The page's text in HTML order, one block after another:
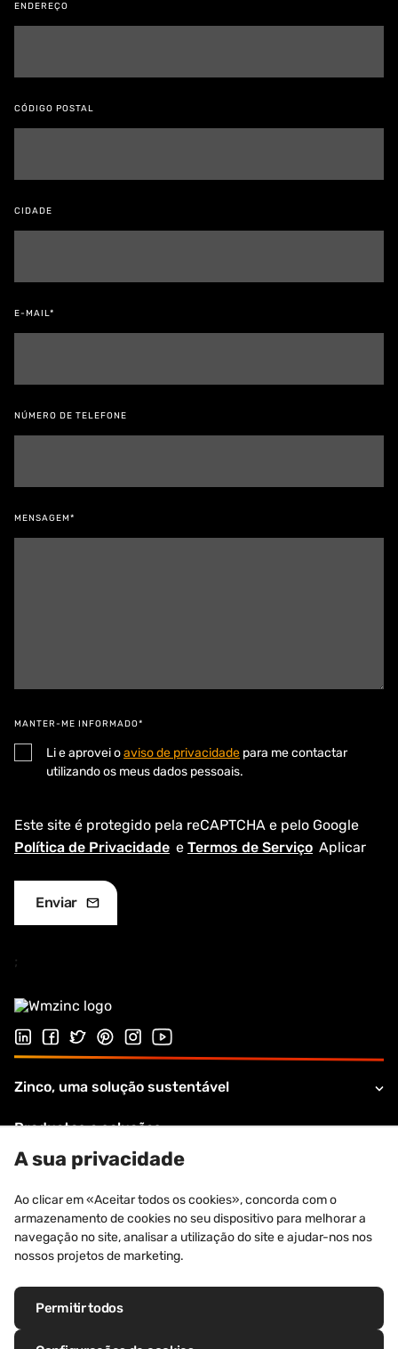
ENDEREÇO
CÓDIGO POSTAL
CIDADE
E-MAIL*
NÚMERO DE TELEFONE
MENSAGEM*
MANTER-ME INFORMADO*
Li e aprovei oaviso de privacidade para me contactar
utilizando os meus dados pessoais.
Este site é protegido pela reCAPTCHA e pelo Google
Política de Privacidade e Termos de Serviço Aplicar
;
Siga-nos no LinkedIn
Siga-nos no Facebook
Siga-nos no Twitter
Follow us on Pinterest
Siga-nos na Instagram
Visite o nosso canal no Youtube
Zinco, uma solução sustentável
Productos e soluções
Apoio e serviços
Sobre VMZINC
Informações legais
Marcas registadas: VM Building Solutions®, VMZINC®, QUARTZ-ZINC®,
A sua privacidade
Ao clicar em «Aceitar todos os cookies», concorda com o
armazenamento de cookies no seu dispositivo para melhorar a
navegação no site, analisar a utilização do site e ajudar-nos nos
nossos projetos de marketing.
Permitir todos